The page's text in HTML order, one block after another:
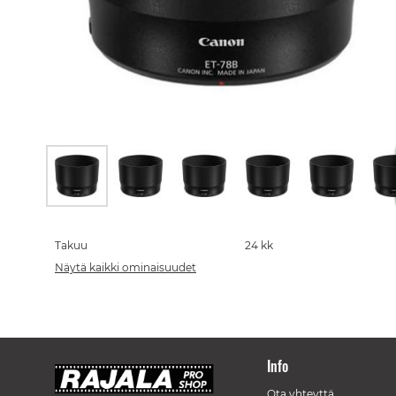
the
beginning
of
Takuu
24 kk
Näytä kaikki ominaisuudet
Info